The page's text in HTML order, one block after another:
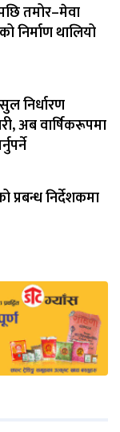
तमोर–मेवा
निर्माण थालियो
निर्धारण
अब वार्षिकरूपमा
निर्देशकमा